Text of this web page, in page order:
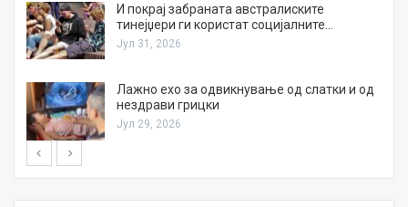
И покрај забраната австралиските
тинејџери ги користат социјалните…
Јул 31, 2026
Лажно ехо за одвикнување од слатки и од
нездрави грицки
Јул 29, 2026